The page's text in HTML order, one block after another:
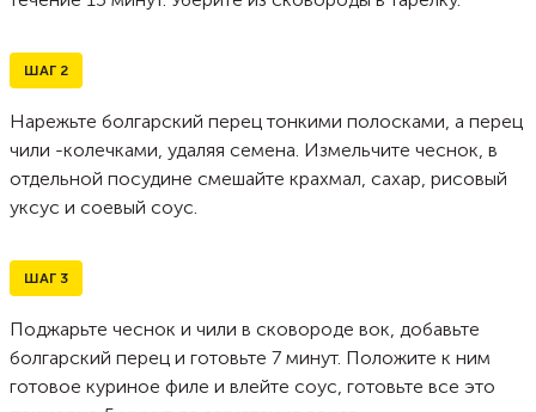
ШАГ 2
Нарежьте болгарский перец тонкими полосками, а перец
чили -колечками, удаляя семена. Измельчите чеснок, в
отдельной посудине смешайте крахмал, сахар, рисовый
уксус и соевый соус.
ШАГ 3
Поджарьте чеснок и чили в сковороде вок, добавьте
болгарский перец и готовьте 7 минут. Положите к ним
готовое куриное филе и влейте соус, готовьте все это